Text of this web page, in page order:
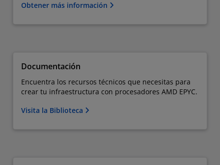
Obtener más información
Documentación
Encuentra los recursos técnicos que necesitas para
crear tu infraestructura con procesadores AMD EPYC.
Visita la Biblioteca